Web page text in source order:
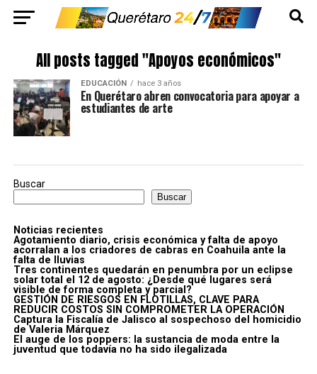
All posts tagged "Apoyos económicos"
EDUCACIÓN hace 3 años
En Querétaro abren convocatoria para apoyar a
estudiantes de arte
Buscar
Buscar
Noticias recientes
Agotamiento diario, crisis económica y falta de apoyo
acorralan a los criadores de cabras en Coahuila ante la
falta de lluvias
Tres continentes quedarán en penumbra por un eclipse
solar total el 12 de agosto: ¿Desde qué lugares será
visible de forma completa y parcial?
GESTIÓN DE RIESGOS EN FLOTILLAS, CLAVE PARA
REDUCIR COSTOS SIN COMPROMETER LA OPERACIÓN
Captura la Fiscalía de Jalisco al sospechoso del homicidio
de Valeria Márquez
El auge de los poppers: la sustancia de moda entre la
juventud que todavía no ha sido ilegalizada